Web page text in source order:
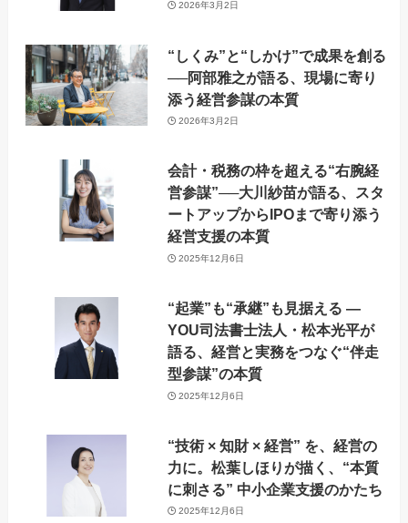
2026年3月2日
“しくみ”と“しかけ”で成果を創る
──阿部雅之が語る、現場に寄り
添う経営参謀の本質
2026年3月2日
会計・税務の枠を超える“右腕経
営参謀”──大川紗苗が語る、スタ
ートアップからIPOまで寄り添う
経営支援の本質
2025年12月6日
“起業”も“承継”も見据える —
YOU司法書士法人・松本光平が
語る、経営と実務をつなぐ“伴走
型参謀”の本質
2025年12月6日
“技術 × 知財 × 経営” を、経営の
力に。松葉しほりが描く、“本質
に刺さる” 中小企業支援のかたち
2025年12月6日